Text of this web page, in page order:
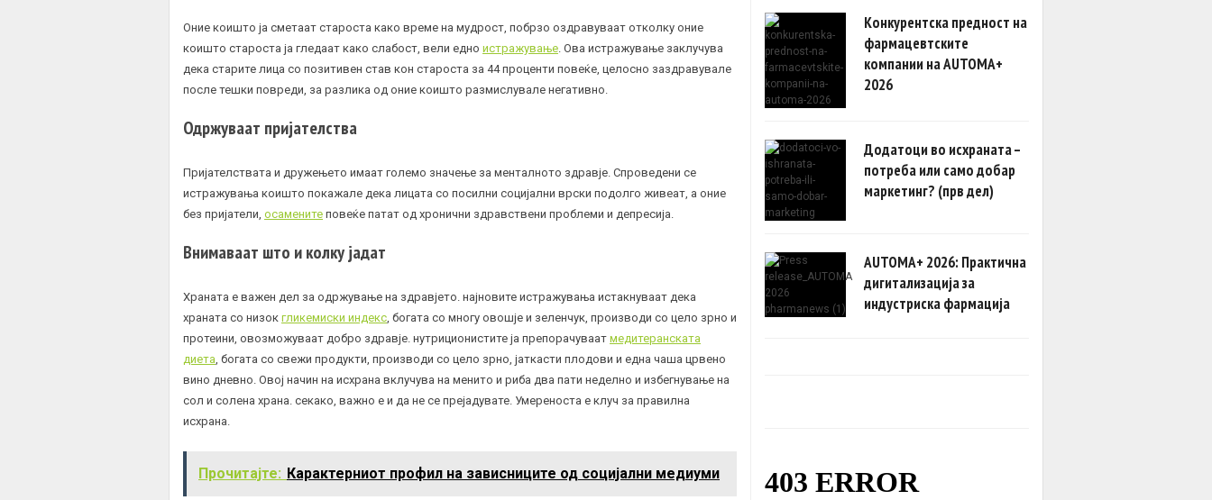
Оние коишто ја сметаат староста како време на мудрост, побрзо оздравуваат отколку оние
коишто староста ја гледаат како слабост, вели едно истражување . Ова истражување заклучува
дека старите лица со позитивен став кон староста за 44 проценти повеќе, целосно заздравувале
после тешки повреди, за разлика од оние коишто размислувале негативно.
Одржуваат пријателства
Пријателствата и дружењето имаат големо значење за менталното здравје. Спроведени се
истражувања коишто покажале дека лицата со посилни социјални врски подолго живеат, а оние
без пријатели, осамените повеќе патат од хронични здравствени проблеми и депресија.
Внимаваат што и колку јадат
Храната е важен дел за одржување на здравјето. најновите истражувања истакнуваат дека
храната со низок гликемиски индекс , богата со многу овошје и зеленчук, производи со цело зрно и
протеини, овозможуваат добро здравје. нутриционистите ја препорачуваат медитеранската
диета , богата со свежи продукти, производи со цело зрно, јаткасти плодови и една чаша црвено
вино дневно. Овој начин на исхрана вклучува на менито и риба два пати неделно и избегнување на
сол и солена храна. секако, важно е и да не се прејадувате. Умереноста е клуч за правилна
исхрана.
Прочитајте: Карактерниот профил на зависниците од социјални медиуми
Конкурентска предност на
фармацевтските
компании на AUTOMA+
2026
Додатоци во исхраната –
потреба или само добар
маркетинг? (прв дел)
AUTOMA+ 2026: Практична
дигитализација за
индустриска фармација